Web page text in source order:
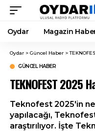
Oydar Magazin
Oydar > Güncel Haber >
GÜNCEL HABER
TEKNOFEST 2025
Teknofest 2025'in
yapılacağı,
araştırılıyor. İşte